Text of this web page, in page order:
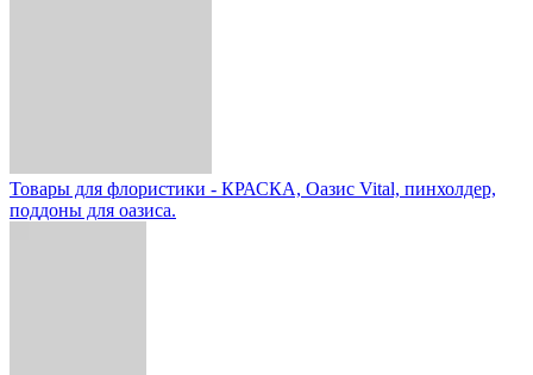
Товары для флористики - КРАСКА, Оазис Vital, пинхолдер,
поддоны для оазиса.